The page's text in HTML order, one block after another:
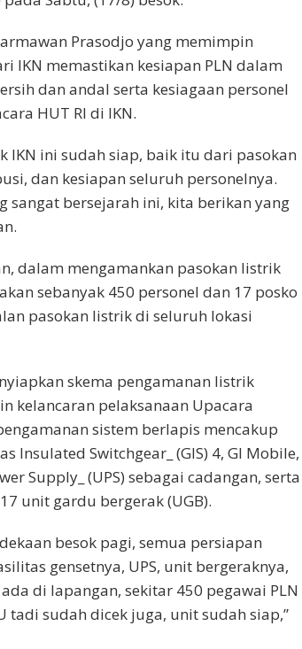
Prasodjo yang memimpin
IKN memastikan kesiapan PLN dalam
dan andal serta kesiagaan personel
HUT RI di IKN.
IKN ini sudah siap, baik itu dari pasokan
dan kesiapan seluruh personelnya.
sangat bersejarah ini, kita berikan yang
dalam mengamankan pasokan listrik
sebanyak 450 personel dan 17 posko
pasokan listrik di seluruh lokasi
skema pengamanan listrik
kelancaran pelaksanaan Upacara
sistem berlapis mencakup
Insulated Switchgear_ (GIS) 4, GI Mobile,
Supply_ (UPS) sebagai cadangan, serta
unit gardu bergerak (UGB).
besok pagi, semua persiapan
gensetnya, UPS, unit bergeraknya,
di lapangan, sekitar 450 pegawai PLN
tadi sudah dicek juga, unit sudah siap,”